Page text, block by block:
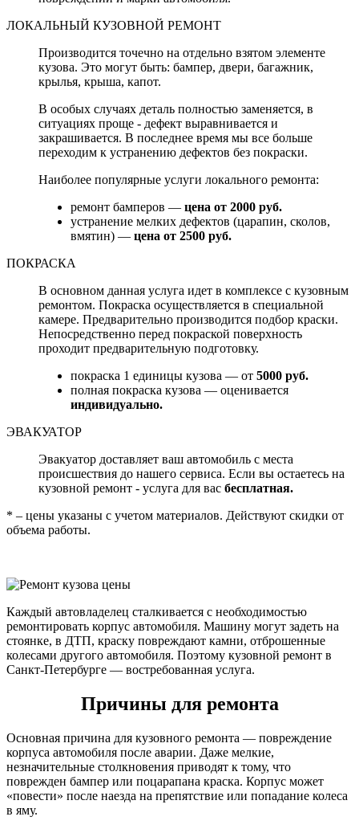
ЛОКАЛЬНЫЙ КУЗОВНОЙ РЕМОНТ
Производится точечно на отдельно взятом элементе
кузова. Это могут быть: бампер, двери, багажник,
крылья, крыша, капот.
В особых случаях деталь полностью заменяется, в
ситуациях проще - дефект выравнивается и
закрашивается. В последнее время мы все больше
переходим к устранению дефектов без покраски.
Наиболее популярные услуги локального ремонта:
ремонт бамперов — цена от 2000 руб.
устранение мелких дефектов (царапин, сколов,
вмятин) — цена от 2500 руб.
ПОКРАСКА
В основном данная услуга идет в комплексе с кузовным
ремонтом. Покраска осуществляется в специальной
камере. Предварительно производится подбор краски.
Непосредственно перед покраской поверхность
проходит предварительную подготовку.
покраска 1 единицы кузова — от 5000 руб.
полная покраска кузова — оценивается
индивидуально.
ЭВАКУАТОР
Эвакуатор доставляет ваш автомобиль с места
происшествия до нашего сервиса. Если вы остаетесь на
кузовной ремонт - услуга для вас бесплатная.
* – цены указаны с учетом материалов. Действуют скидки от
объема работы.
Каждый автовладелец сталкивается с необходимостью
ремонтировать корпус автомобиля. Машину могут задеть на
стоянке, в ДТП, краску повреждают камни, отброшенные
колесами другого автомобиля. Поэтому кузовной ремонт в
Санкт-Петербурге — востребованная услуга.
Причины для ремонта
Основная причина для кузовного ремонта — повреждение
корпуса автомобиля после аварии. Даже мелкие,
незначительные столкновения приводят к тому, что
поврежден бампер или поцарапана краска. Корпус может
«повести» после наезда на препятствие или попадание колеса
в яму.